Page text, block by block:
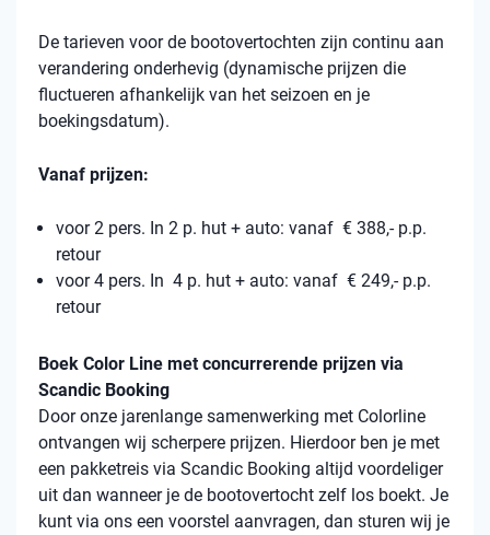
De tarieven voor de bootovertochten zijn continu aan
verandering onderhevig (dynamische prijzen die
fluctueren afhankelijk van het seizoen en je
boekingsdatum).
Vanaf prijzen:
voor 2 pers. In 2 p. hut + auto: vanaf € 388,- p.p.
retour
voor 4 pers. In 4 p. hut + auto: vanaf € 249,- p.p.
retour
Boek Color Line met concurrerende prijzen via
Scandic Booking
Door onze jarenlange samenwerking met Colorline
ontvangen wij scherpere prijzen. Hierdoor ben je met
een pakketreis via Scandic Booking altijd voordeliger
uit dan wanneer je de bootovertocht zelf los boekt. Je
kunt via ons een voorstel aanvragen, dan sturen wij je